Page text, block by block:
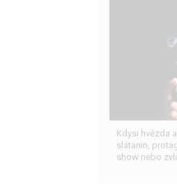
Kdysi hvězda
slátanin,
show nebo